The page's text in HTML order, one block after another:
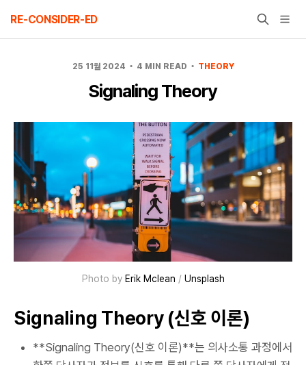
Skip
RE-CONSIDER-ED
25 11월 2024 4 MIN READ THEORY
Signaling Theory
Photo by Erik Mclean / Unsplash
Signaling Theory (신호 이론)
**Signaling Theory(신호 이론)**는 의사소통 과정에서